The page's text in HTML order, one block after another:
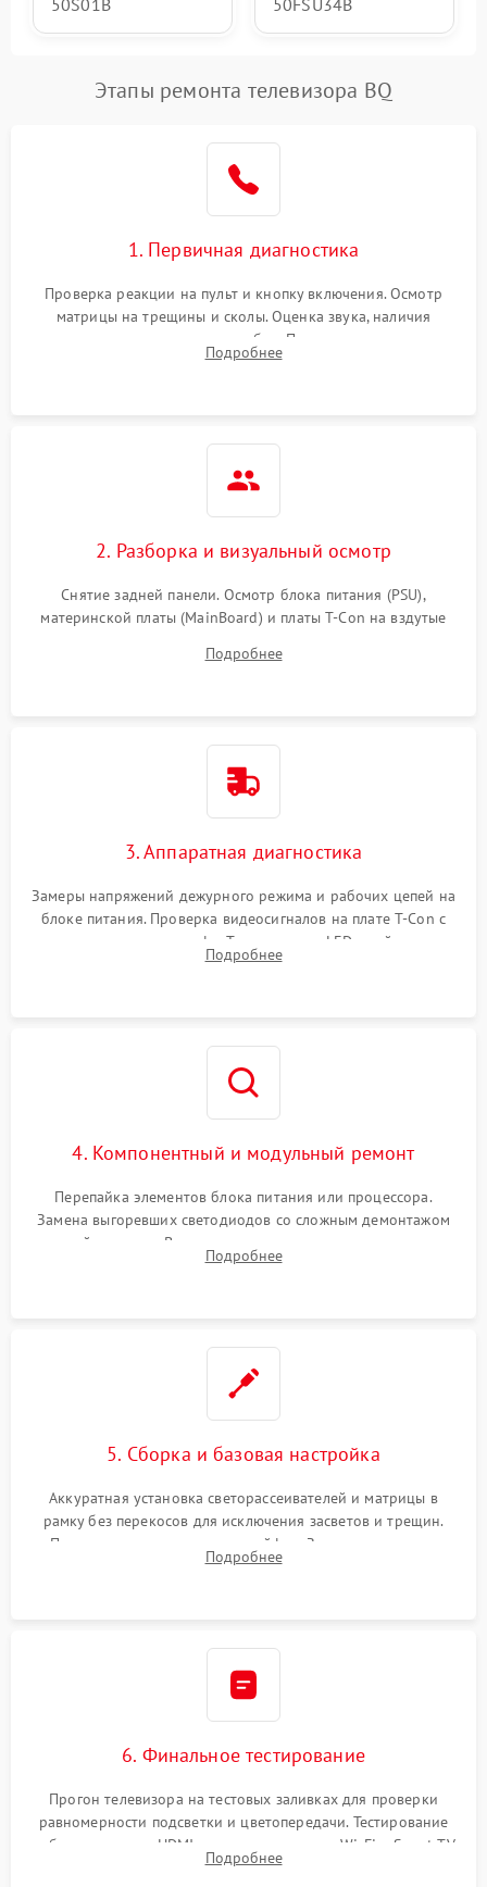
50S01B 50FSU34B
Этапы ремонта телевизора BQ
1. Первичная диагностика
Проверка реакции на пульт и кнопку включения. Осмотр
матрицы на трещины и сколы. Оценка звука, наличия
подсветки и индикаторов ошибок. Подключение тестовых
источников сигнала для выявления симптомов поломки.
Подробнее
2. Разборка и визуальный осмотр
Снятие задней панели. Осмотр блока питания (PSU),
материнской платы (MainBoard) и платы T-Con на вздутые
Проверка надежности фиксации и целостности шлейфов.
Подробнее
3. Аппаратная диагностика
Замеры напряжений дежурного режима и рабочих цепей на
блоке питания. Проверка видеосигналов на плате T-Con с
помощью осциллографа. Тестирование LED-драйвера и
светодиодных планок подсветки мультиметром.
Подробнее
4. Компонентный и модульный ремонт
Перепайка элементов блока питания или процессора.
Замена выгоревших светодиодов со сложным демонтажом
хрупкой матрицы. Восстановление поврежденных дорожек,
прошивка микросхем памяти EEPROM
Подробнее
5. Сборка и базовая настройка
Аккуратная установка светорассеивателей и матрицы в
рамку без перекосов для исключения засветов и трещин.
Подключение внутренних шлейфов. Закрытие корпуса.
Сброс настроек и обновление программного обеспечения.
Подробнее
6. Финальное тестирование
Прогон телевизора на тестовых заливках для проверки
равномерности подсветки и цветопередачи. Тестирование
работы разъемов HDMI, динамиков, модуля Wi-Fi и Smart TV
в рабочем режиме в течение нескольких часов.
Подробнее